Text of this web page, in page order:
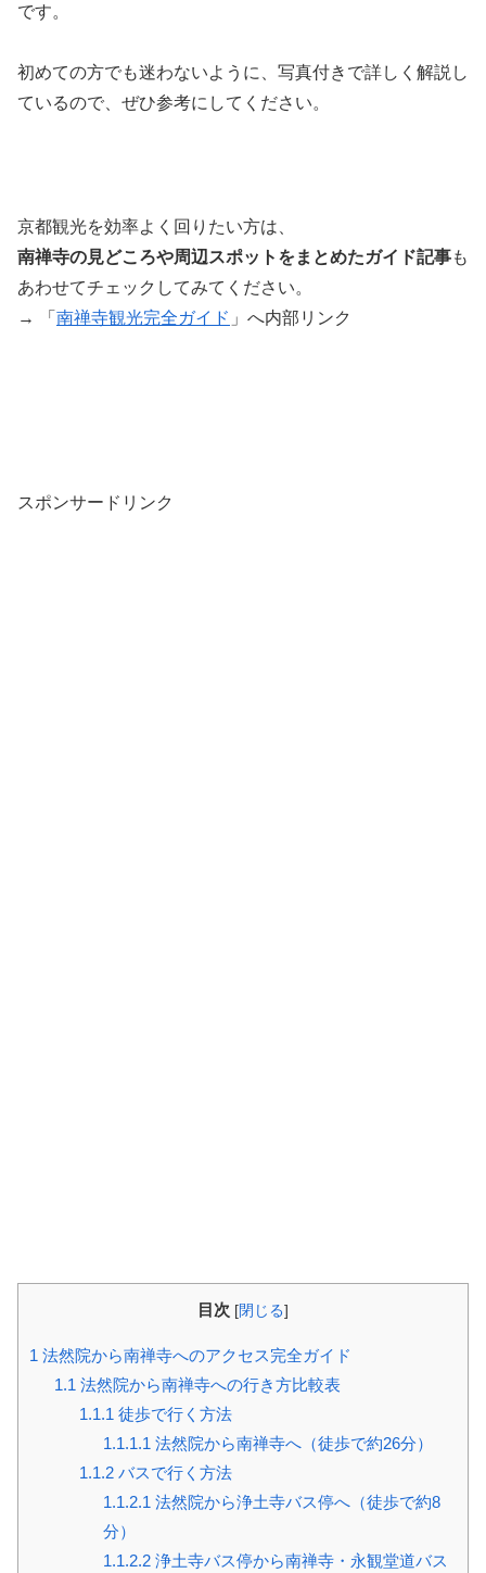
です。
初めての方でも迷わないように、写真付きで詳しく解説し
ているので、ぜひ参考にしてください。
京都観光を効率よく回りたい方は、
南禅寺の見どころや周辺スポットをまとめたガイド記事も
あわせてチェックしてみてください。
→ 「 南禅寺観光完全ガイド 」へ内部リンク
スポンサードリンク
目次 [閉じる]
1 法然院から南禅寺へのアクセス完全ガイド
1.1 法然院から南禅寺への行き方比較表
1.1.1 徒歩で行く方法
1.1.1.1 法然院から南禅寺へ（徒歩で約26分）
1.1.2バスで行く方法
1.1.2.1 法然院から浄土寺バス停へ（徒歩で約8
分）
1.1.2.2 浄土寺バス停から南禅寺・永観堂道バス